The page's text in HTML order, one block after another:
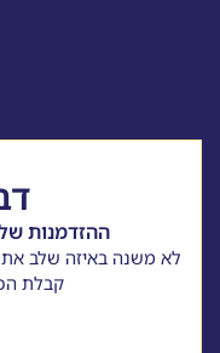
ההזדמנות שלך
לא משנה באיזה שלב אתם
קבלת הכנה